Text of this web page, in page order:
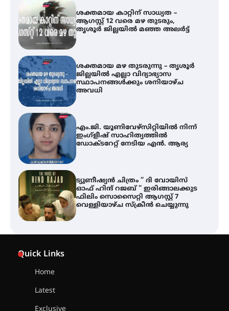
ശക്തമായ കാറ്റിന് സാധ്യത –
ആഗസ്റ്റ് 12 വരെ മഴ തുടരും,
തൃശൂർ ജില്ലയിൽ മഞ്ഞ അലർട്ട്
ശക്തമായ മഴ തുടരുന്നു – തൃശൂർ
ജില്ലയിൽ എല്ലാ വിദ്യാഭ്യാസ
സ്ഥാപനങ്ങൾക്കും ശനിയാഴ്ച
അവധി
എം.ജി. യൂണിവേഴ്‌സിറ്റിയിൽ നിന്ന്
ഇംഗ്ളീഷ് സാഹിത്യത്തിൽ
ഡോക്ടറേറ്റ് നേടിയ എൻ. ആര്യ
ട്യുണീഷ്യൻ ചിത്രം ” ദി വോയിസ്
ഓഫ് ഹിന്ദ് റജബ് ” ഇരിങ്ങാലക്കുട
ഫിലിം സൊസൈറ്റി ആഗസ്റ്റ് 7
വെള്ളിയാഴ്ച സ്‌ക്രീൻ ചെയ്യുന്നു
Quick Links
Home
Latest
Exclusive